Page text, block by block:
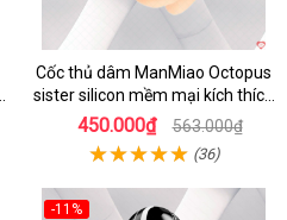
Cốc thủ dâm ManMiao Octopus
sister silicon mềm mại kích thích
tối đa
450.000₫ 563.000₫
(36)
-11%